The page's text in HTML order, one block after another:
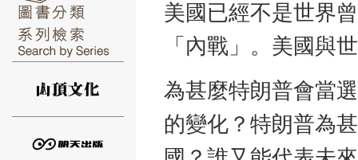
⑥
美國已經不是世界
「內戰」。美國與
為甚麼特朗普會當
的變化？特朗普為